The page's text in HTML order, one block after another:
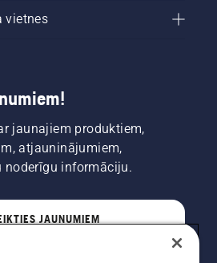
vietnes
jaunajiem produktiem,
atjauninājumiem,
noderīgu informāciju.
JAUNUMIEM